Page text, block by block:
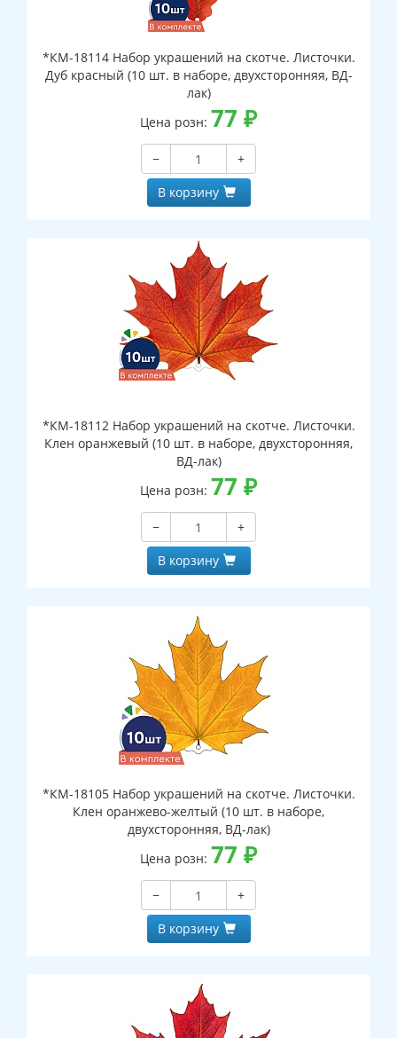
*КМ-18114 Набор украшений на скотче. Листочки.
Дуб красный (10 шт. в наборе, двухсторонняя, ВД-
лак)
Цена розн: 77 ₽
−
+
В корзину
*КМ-18112 Набор украшений на скотче. Листочки.
Клен оранжевый (10 шт. в наборе, двухсторонняя,
ВД-лак)
Цена розн: 77 ₽
−
+
В корзину
*КМ-18105 Набор украшений на скотче. Листочки.
Клен оранжево-желтый (10 шт. в наборе,
двухсторонняя, ВД-лак)
Цена розн: 77 ₽
−
+
В корзину